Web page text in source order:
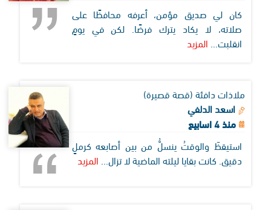
كان لي صديق مؤمن، أعرفه محافظًا على
صلاته، لا يكاد يترك فرضًا. لكن في يومٍ
انقلبت... المزيد
ملاذات دافئة (قصة قصيرة)
اسعد الدلفي
منذ 4 اسابيع
استيقظَ والوقتُ ينسلُّ من بين أصابعه كرملٍ
دقيق. كانت بقايا ليلته الماضية لا تزال... المزيد